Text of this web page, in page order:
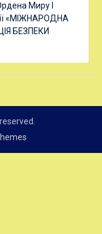
Миру І
«МІЖНАРОДНА
БЕЗПЕКИ